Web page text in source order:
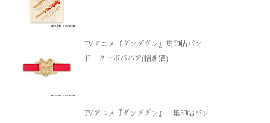
TVアニメ『ダンダダン』集印帖バン
ド ターボババア(招き猫)
TVアニメ『ダンダダン』 集印帖バン